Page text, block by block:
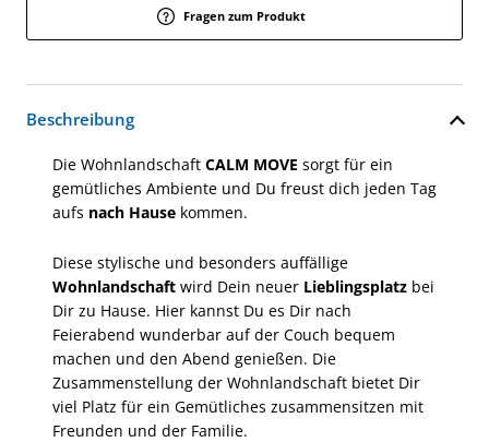
Fragen zum Produkt
Beschreibung
Die Wohnlandschaft CALM MOVE sorgt für ein
gemütliches Ambiente und Du freust dich jeden Tag
aufs nach Hause kommen.
Diese stylische und besonders auffällige
Wohnlandschaft wird Dein neuer Lieblingsplatz bei
Dir zu Hause. Hier kannst Du es Dir nach
Feierabend wunderbar auf der Couch bequem
machen und den Abend genießen. Die
Zusammenstellung der Wohnlandschaft bietet Dir
viel Platz für ein Gemütliches zusammensitzen mit
Freunden und der Familie.